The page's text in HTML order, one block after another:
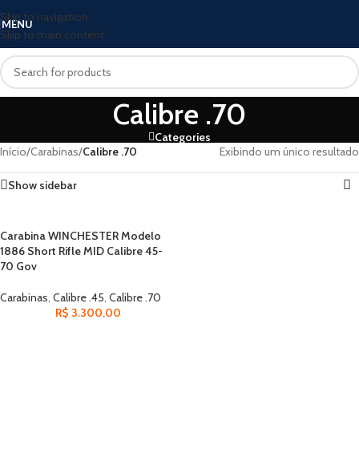
Skip to navigation
Skip to main content
MENU
Calibre .70
Categories
Início/Carabinas/Calibre .70 Exibindo um único resultado
Show sidebar
Carabina WINCHESTER Modelo
1886 Short Rifle MID Calibre 45-
70 Gov
Carabinas, Calibre .45, Calibre .70
R$ 3.300,00